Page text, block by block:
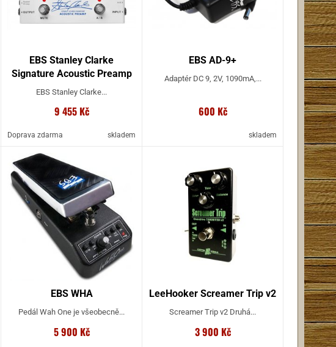
EBS Stanley Clarke
Signature Acoustic Preamp
EBS Stanley Clarke...
9 455 Kč
Doprava zdarma skladem
EBS AD-9+
Adaptér DC 9, 2V, 1090mA,...
600 Kč
skladem
EBS WHA
Pedál Wah One je všeobecně...
5 900 Kč
LeeHooker Screamer Trip v2
Screamer Trip v2 Druhá...
3 900 Kč